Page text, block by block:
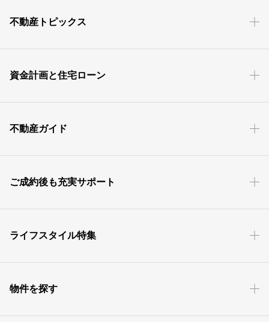
不動産トピックス
資金計画と住宅ローン
不動産ガイド
ご成約後も充実サポート
ライフスタイル特集
物件を探す